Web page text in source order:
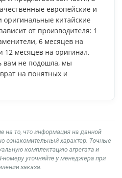
европейские и
оригинальные китайские
от производителя: 1
6 месяцев на
12 месяцев на оригинал.
вам не подошла, мы
на понятных и
на то, что информация на данной
ознакомительный характер. Точные
комплектацию агрегата и
уточняйте у менеджера при
заказа.